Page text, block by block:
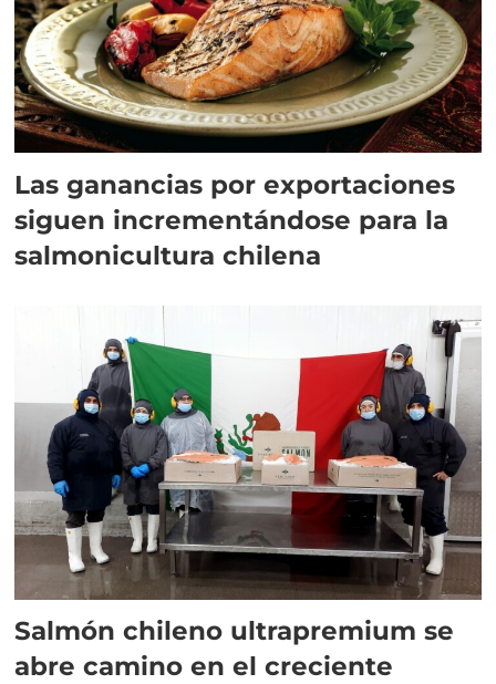
Las ganancias por exportaciones
siguen incrementándose para la
salmonicultura chilena
Salmón chileno ultrapremium se
abre camino en el creciente